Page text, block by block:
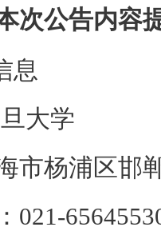
次公告内容
息
复旦
上海市
：021-